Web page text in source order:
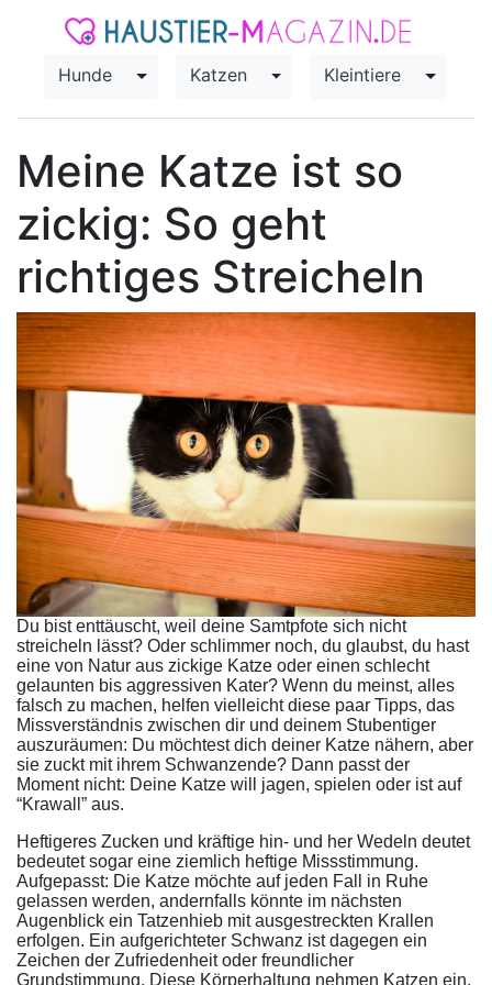
Hunde Toggle Dropdown
Katzen Toggle Dropdown
Kleintiere Toggle
Meine Katze ist so
zickig: So geht
richtiges Streicheln
Du bist enttäuscht, weil deine Samtpfote sich nicht
streicheln lässt? Oder schlimmer noch, du glaubst, du hast
eine von Natur aus zickige Katze oder einen schlecht
gelaunten bis aggressiven Kater? Wenn du meinst, alles
falsch zu machen, helfen vielleicht diese paar Tipps, das
Missverständnis zwischen dir und deinem Stubentiger
auszuräumen: Du möchtest dich deiner Katze nähern, aber
sie zuckt mit ihrem Schwanzende? Dann passt der
Moment nicht: Deine Katze will jagen, spielen oder ist auf
“Krawall” aus.
Heftigeres Zucken und kräftige hin- und her Wedeln deutet
bedeutet sogar eine ziemlich heftige Missstimmung.
Aufgepasst: Die Katze möchte auf jeden Fall in Ruhe
gelassen werden, andernfalls könnte im nächsten
Augenblick ein Tatzenhieb mit ausgestreckten Krallen
erfolgen. Ein aufgerichteter Schwanz ist dagegen ein
Zeichen der Zufriedenheit oder freundlicher
Grundstimmung. Diese Körperhaltung nehmen Katzen ein,